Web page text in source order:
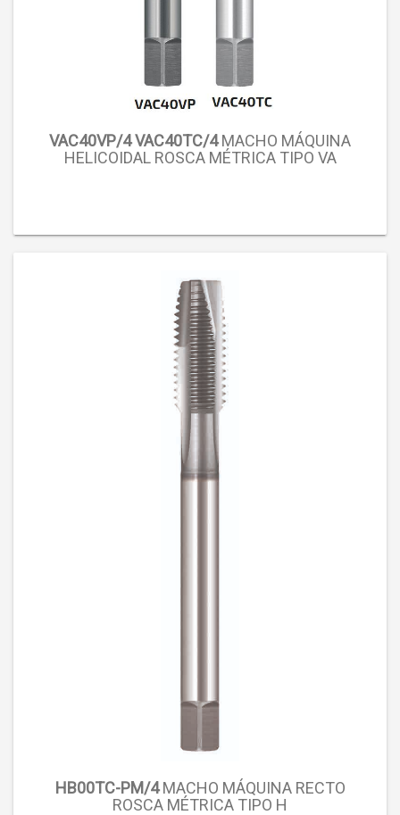
VAC40VP/4 VAC40TC/4MACHO MÁQUINA
HELICOIDAL ROSCA MÉTRICA TIPO VA
HB00TC-PM/4MACHO MÁQUINA RECTO
ROSCA MÉTRICA TIPO H